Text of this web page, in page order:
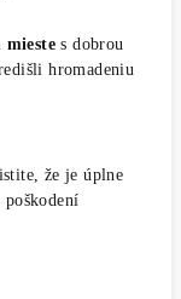
mieste s dobrou
hromadeniu
že je úplne